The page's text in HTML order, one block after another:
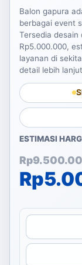
Balon gapura
berbagai event
Tersedia
Rp5.000.000,
layanan di
detail lebih
ESTIMASI
Rp
Rp